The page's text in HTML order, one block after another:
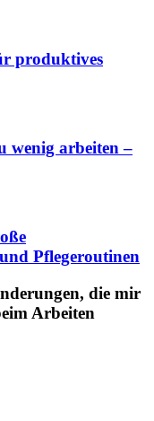
produktives
wenig arbeiten –
Pflegeroutinen
die mir
Arbeiten